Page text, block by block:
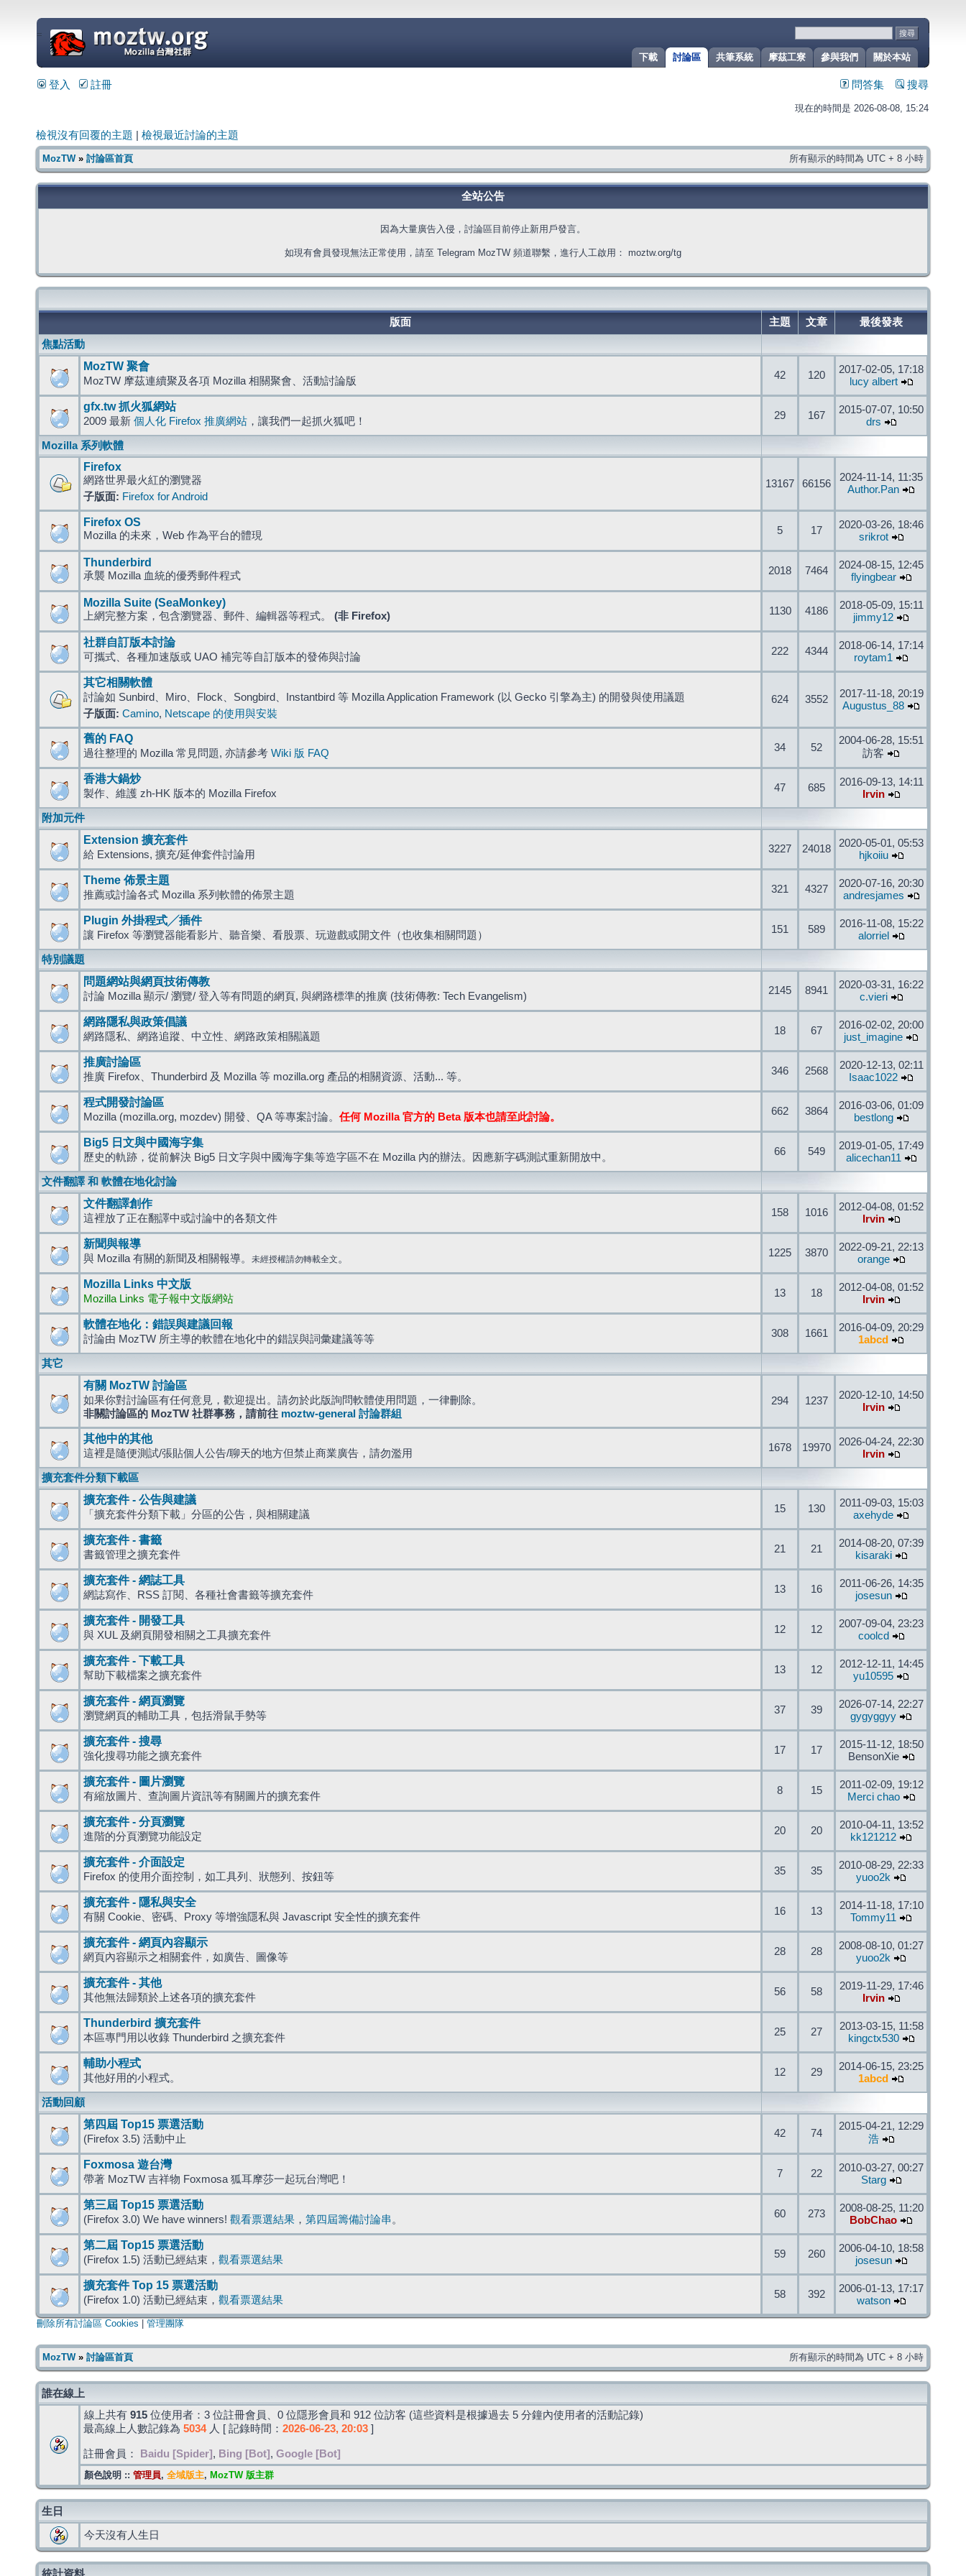
關於本站
參與我們
摩茲工寮
共筆系統
討論區
下載
=
登入 註冊 問答集 搜尋
現在的時間是 2026-08-08, 15:24
檢視沒有回覆的主題 檢視最近討論的主題
MozTW» 討論區首頁 所有顯示的時間為 UTC + 8 小時
全站公告
因為大量廣告入侵，討論區目前停止新用戶發言。
如現有會員發現無法正常使用，請至 Telegram MozTW 頻道聯繫，進行人工啟用： moztw.org/tg
版面 主題 文章
最後發表
焦點活動
MozTW 聚會
MozTW 摩茲連續聚及各項 Mozilla 相關聚會、活動討論版 42 120
2017-02-05, 17:18
lucy albert
gfx.tw 抓火狐網站
2009 最新 個人化 Firefox 推廣網站 ，讓我們一起抓火狐吧！ 29 167
2015-07-07, 10:50
drs
Mozilla 系列軟體
Firefox
網路世界最火紅的瀏覽器
子版面: Firefox for Android
13167 66156
2024-11-14, 11:35
Author.Pan
Firefox OS
Mozilla 的未來，Web 作為平台的體現 5 17
2020-03-26, 18:46
srikrot
Thunderbird
承襲 Mozilla 血統的優秀郵件程式 2018 7464
2024-08-15, 12:45
flyingbear
Mozilla Suite (SeaMonkey)
上網完整方案，包含瀏覽器、郵件、編輯器等程式。 (非 Firefox) 1130 4186
2018-05-09, 15:11
jimmy12
社群自訂版本討論
可攜式、各種加速版或 UAO 補完等自訂版本的發佈與討論 222 4344
2018-06-14, 17:14
roytam1
其它相關軟體
討論如 Sunbird、Miro、Flock、Songbird、Instantbird 等 Mozilla Application Framework (以 Gecko 引擎為主) 的開發與使用議題
子版面: Camino, Netscape 的使用與安裝
624 3552
2017-11-18, 20:19
Augustus_88
舊的 FAQ
過往整理的 Mozilla 常見問題, 亦請參考 Wiki 版 FAQ 34 52
2004-06-28, 15:51
訪客
香港大鍋炒
製作、維護 zh-HK 版本的 Mozilla Firefox 47 685
2016-09-13, 14:11
Irvin
附加元件
Extension 擴充套件
給 Extensions, 擴充/延伸套件討論用 3227 24018
2020-05-01, 05:53
hjkoiiu
Theme 佈景主題
推薦或討論各式 Mozilla 系列軟體的佈景主題 321 4327
2020-07-16, 20:30
andresjames
Plugin 外掛程式╱插件
讓 Firefox 等瀏覽器能看影片、聽音樂、看股票、玩遊戲或開文件（也收集相關問題） 151 589
2016-11-08, 15:22
alorriel
特別議題
問題網站與網頁技術傳教
討論 Mozilla 顯示/ 瀏覽/ 登入等有問題的網頁, 與網路標準的推廣 (技術傳教: Tech Evangelism) 2145 8941
2020-03-31, 16:22
c.vieri
網路隱私與政策倡議
網路隱私、網路追蹤、中立性、網路政策相關議題 18 67
2016-02-02, 20:00
just_imagine
推廣討論區
推廣 Firefox、Thunderbird 及 Mozilla 等 mozilla.org 產品的相關資源、活動... 等。 346 2568
2020-12-13, 02:11
Isaac1022
程式開發討論區
Mozilla (mozilla.org, mozdev) 開發、QA 等專案討論。 任何 Mozilla 官方的 Beta 版本也請至此討論。 662 3864
2016-03-06, 01:09
bestlong
Big5 日文與中國海字集
歷史的軌跡，從前解決 Big5 日文字與中國海字集等造字區不在 Mozilla 內的辦法。因應新字碼測試重新開放中。 66 549
2019-01-05, 17:49
alicechan11
文件翻譯 和 軟體在地化討論
文件翻譯創作
這裡放了正在翻譯中或討論中的各類文件 158 1016
2012-04-08, 01:52
Irvin
新聞與報導
與 Mozilla 有關的新聞及相關報導。 未經授權請勿轉載全文 。 1225 3870
2022-09-21, 22:13
orange
Mozilla Links 中文版
Mozilla Links 電子報中文版網站 13 18
2012-04-08, 01:52
Irvin
軟體在地化：錯誤與建議回報
討論由 MozTW 所主導的軟體在地化中的錯誤與詞彙建議等等 308 1661
2016-04-09, 20:29
1abcd
其它
有關 MozTW 討論區
如果你對討論區有任何意見，歡迎提出。請勿於此版詢問軟體使用問題，一律刪除。
非關討論區的 MozTW 社群事務，請前往 moztw-general 討論群組
294 1237
2020-12-10, 14:50
Irvin
其他中的其他
這裡是隨便測試/張貼個人公告/聊天的地方但禁止商業廣告，請勿濫用 1678 19970
2026-04-24, 22:30
Irvin
擴充套件分類下載區
擴充套件 - 公告與建議
「擴充套件分類下載」分區的公告，與相關建議 15 130
2011-09-03, 15:03
axehyde
擴充套件 - 書籤
書籤管理之擴充套件 21 21
2014-08-20, 07:39
kisaraki
擴充套件 - 網誌工具
網誌寫作、RSS 訂閱、各種社會書籤等擴充套件 13 16
2011-06-26, 14:35
josesun
擴充套件 - 開發工具
與 XUL 及網頁開發相關之工具擴充套件 12 12
2007-09-04, 23:23
coolcd
擴充套件 - 下載工具
幫助下載檔案之擴充套件 13 12
2012-12-11, 14:45
yu10595
擴充套件 - 網頁瀏覽
瀏覽網頁的輔助工具，包括滑鼠手勢等 37 39
2026-07-14, 22:27
gygyggyy
擴充套件 - 搜尋
強化搜尋功能之擴充套件 17 17
2015-11-12, 18:50
BensonXie
擴充套件 - 圖片瀏覽
有縮放圖片、查詢圖片資訊等有關圖片的擴充套件 8 15
2011-02-09, 19:12
Merci chao
擴充套件 - 分頁瀏覽
進階的分頁瀏覽功能設定 20 20
2010-04-11, 13:52
kk121212
擴充套件 - 介面設定
Firefox 的使用介面控制，如工具列、狀態列、按鈕等 35 35
2010-08-29, 22:33
yuoo2k
擴充套件 - 隱私與安全
有關 Cookie、密碼、Proxy 等增強隱私與 Javascript 安全性的擴充套件 16 13
2014-11-18, 17:10
Tommy11
擴充套件 - 網頁內容顯示
網頁內容顯示之相關套件，如廣告、圖像等 28 28
2008-08-10, 01:27
yuoo2k
擴充套件 - 其他
其他無法歸類於上述各項的擴充套件 56 58
2019-11-29, 17:46
Irvin
Thunderbird 擴充套件
本區專門用以收錄 Thunderbird 之擴充套件 25 27
2013-03-15, 11:58
kingctx530
輔助小程式
其他好用的小程式。 12 29
2014-06-15, 23:25
1abcd
活動回顧
第四屆 Top15 票選活動
(Firefox 3.5) 活動中止 42 74
2015-04-21, 12:29
浩
Foxmosa 遊台灣
帶著 MozTW 吉祥物 Foxmosa 狐耳摩莎一起玩台灣吧！ 7 22
2010-03-27, 00:27
Starg
第三屆 Top15 票選活動
(Firefox 3.0) We have winners! 觀看票選結果 ， 第四屆籌備討論串 。 60 273
2008-08-25, 11:20
BobChao
第二屆 Top15 票選活動
(Firefox 1.5) 活動已經結束， 觀看票選結果 59 260
2006-04-10, 18:58
josesun
擴充套件 Top 15 票選活動
(Firefox 1.0) 活動已經結束， 觀看票選結果 58 392
2006-01-13, 17:17
watson
刪除所有討論區 Cookies 管理團隊
MozTW» 討論區首頁 所有顯示的時間為 UTC + 8 小時
誰在線上
線上共有 915 位使用者：3 位註冊會員、0 位隱形會員和 912 位訪客 (這些資料是根據過去 5 分鐘內使用者的活動記錄)
最高線上人數記錄為 5034人 [ 記錄時間： 2026-06-23, 20:03 ]
註冊會員： Baidu [Spider] , Bing [Bot] , Google [Bot]
顏色說明 :: 管理員, 全域版主, MozTW 版主群
生日
今天沒有人生日